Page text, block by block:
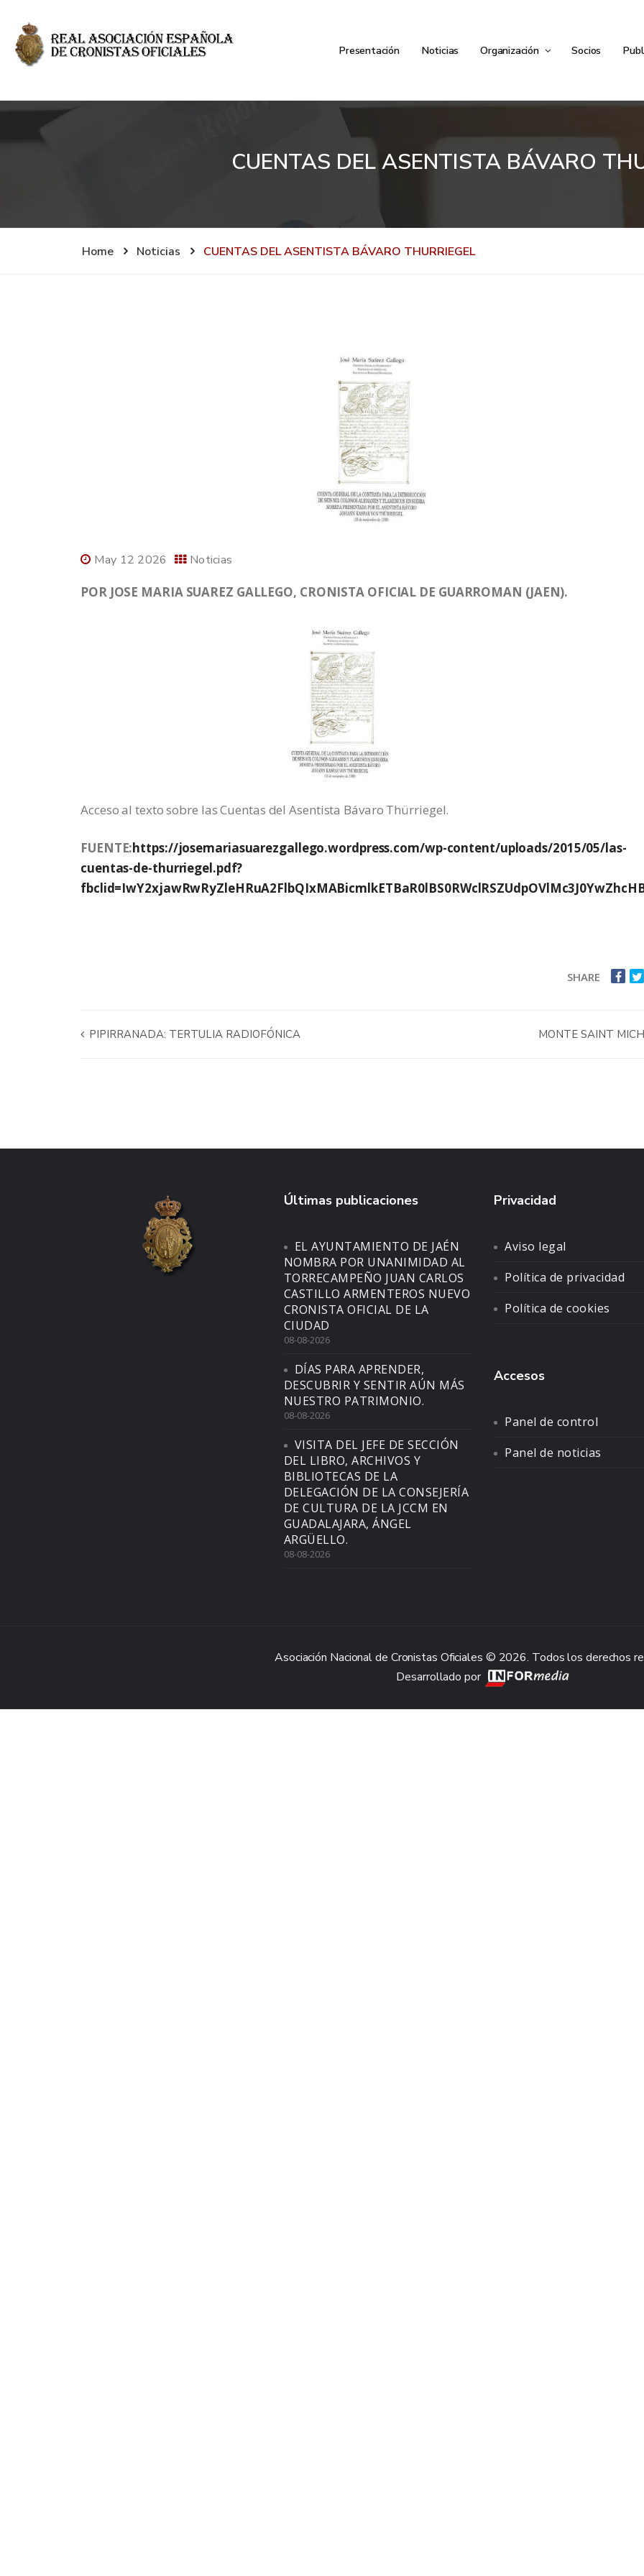
Presentación Noticias Organización Socios
CUENTAS DEL ASENTISTA BÁVARO
Home Noticias CUENTAS DEL ASENTISTA BÁVARO THURRIEGEL
May 12 2026 Noticias
POR JOSE MARIA SUAREZ GALLEGO, CRONISTA OFICIAL DE GUARROMAN (JAEN).
Acceso al texto sobre las Cuentas del Asentista Bávaro Thürriegel.
FUENTE:https://josemariasuarezgallego.wordpress.com/wp-content/uploads/2015/05/las-
cuentas-de-thurriegel.pdf?
SHARE
PIPIRRANADA: TERTULIA RADIOFÓNICA MONTE SAINT
Últimas publicaciones
EL AYUNTAMIENTO DE JAÉN
NOMBRA POR UNANIMIDAD AL
TORRECAMPEÑO JUAN CARLOS
CASTILLO ARMENTEROS NUEVO
CRONISTA OFICIAL DE LA
CIUDAD
08-08-2026
DÍAS PARA APRENDER,
DESCUBRIR Y SENTIR AÚN MÁS
NUESTRO PATRIMONIO.
08-08-2026
VISITA DEL JEFE DE SECCIÓN
DEL LIBRO, ARCHIVOS Y
BIBLIOTECAS DE LA
DELEGACIÓN DE LA CONSEJERÍA
DE CULTURA DE LA JCCM EN
GUADALAJARA, ÁNGEL
ARGÜELLO.
08-08-2026
Privacidad
Aviso legal
Política de privacidad
Política de cookies
Accesos
Panel de control
Panel de noticias
Asociación Nacional de Cronistas Oficiales © 2026. Todos los derechos
Desarrollado por